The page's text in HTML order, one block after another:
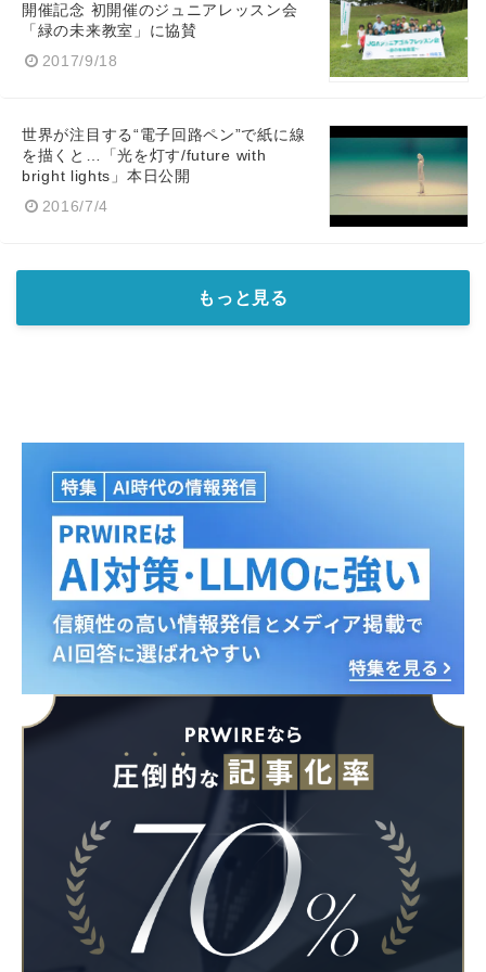
開催記念 初開催のジュニアレッスン会
「緑の未来教室」に協賛
2017/9/18
世界が注目する“電子回路ペン”で紙に線
を描くと…「光を灯す/future with
bright lights」本日公開
2016/7/4
もっと見る